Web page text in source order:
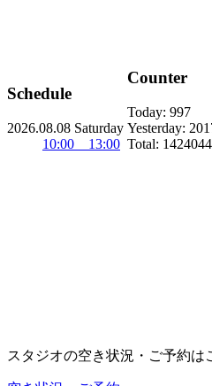
Schedule
2026.08.08 Saturday
10:00 13:00
Counter
Today: 997
Yesterday:
Total: 1424044
スタジオの空き状況・ご予約は